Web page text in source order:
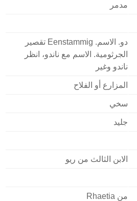
مدمر
دو. الاسم. Eenstammig تقصير
الجرثومية. الاسم مع ناندو، انظر
ناندو وغير
المزارع أو الفلاح
سخي
جليد
الابن الثالث من ريو